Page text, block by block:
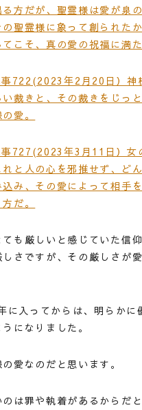
方だが、聖霊様は愛が泉
聖霊様に象って創られた
こそ、真の愛の祝福に満た
722(2023年2月20日）神
裁きと、その裁きをじっ
愛。
727(2023年3月11日）女
と人の心を邪推せず、ど
み、その愛によって相手
だ。
も厳しいと感じていた信
さですが、その厳しさが
に入ってからは、明らかに
になりました。
愛なのだと思います。
は罪や執着があるからだ